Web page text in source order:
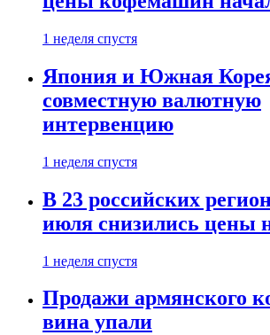
1 неделя спустя
Япония и Южная
совместную валютную
интервенцию
1 неделя спустя
В 23 российских
июля снизились цены
1 неделя спустя
Продажи армянского
вина упали